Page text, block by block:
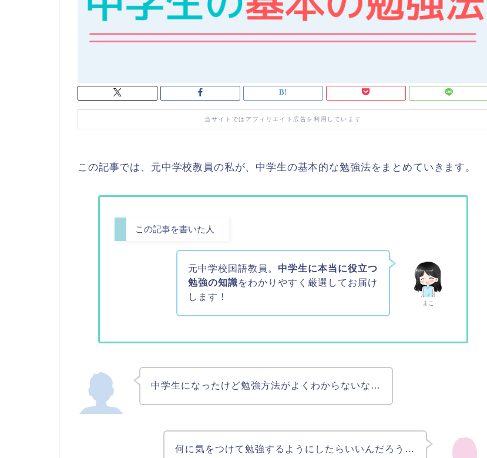
当サイトではアフィリエイト広告を利用しています
この記事では、元中学校教員の私が、中学生の基本的な勉強法をまとめていきます。
この記事を書いた人
まこ
元中学校国語教員。 中学生に本当に役立つ
勉強の知識をわかりやすく厳選してお届け
します！
中学生になったけど勉強方法がよくわからないな…
何に気をつけて勉強するようにしたらいいんだろう…